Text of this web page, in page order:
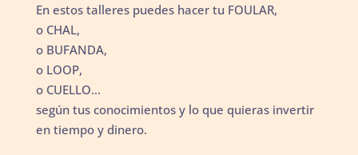
En estos talleres puedes hacer tu FOULAR,
o CHAL,
o BUFANDA,
o LOOP,
o CUELLO…
según tus conocimientos y lo que quieras invertir
en tiempo y dinero.